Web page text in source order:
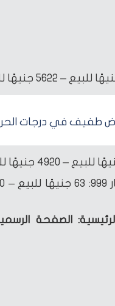
طفيف في درجات